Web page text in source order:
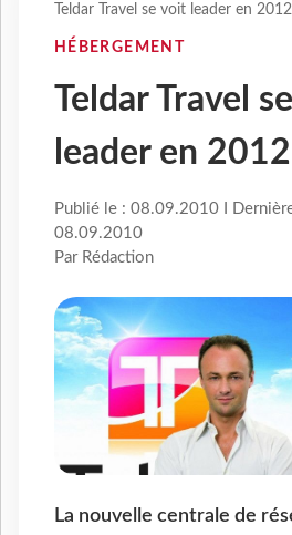
Teldar Travel se voit leader en 2012
HÉBERGEMENT
Teldar Travel
leader en 2012
Publié le : 08.09.2010 I
08.09.2010
Par Rédaction
La nouvelle centrale de